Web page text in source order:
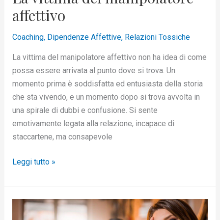
affettivo
Coaching, Dipendenze Affettive, Relazioni Tossiche
La vittima del manipolatore affettivo non ha idea di come
possa essere arrivata al punto dove si trova. Un
momento prima è soddisfatta ed entusiasta della storia
che sta vivendo, e un momento dopo si trova avvolta in
una spirale di dubbi e confusione. Si sente
emotivamente legata alla relazione, incapace di
staccartene, ma consapevole
Leggi tutto »